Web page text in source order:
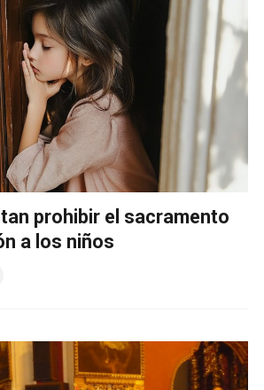
prohibir el sacramento
a los niños